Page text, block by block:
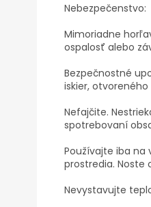
Nebezpečenstvo:
Mimoriadne
ospalosť alebo
Bezpečnostné
iskier,
Nefajčite.
spotrebovaní
Používajte iba
prostredia. Noste
Nevystavujte